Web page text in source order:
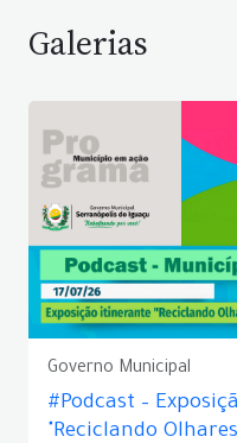
Galerias
Governo Municipal
#Podcast –
"Reciclando